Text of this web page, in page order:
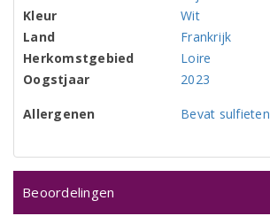
Kleur
Wit
Land
Frankrijk
Herkomstgebied
Loire
Oogstjaar
2023
Allergenen Bevat sulfieten
Beoordelingen